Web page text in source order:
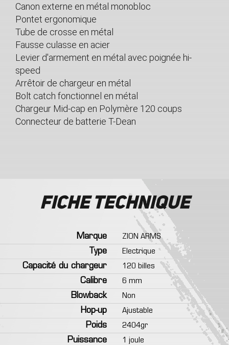
Canon externe en métal monobloc
Pontet ergonomique
Tube de crosse en métal
Fausse culasse en acier
Levier d'armement en métal avec poignée hi-
speed
Arrêtoir de chargeur en métal
Bolt catch fonctionnel en métal
Chargeur Mid-cap en Polymère 120 coups
Connecteur de batterie T-Dean
Fiche technique
Marque
ZION ARMS
Type
Electrique
Capacité du chargeur
120 billes
Calibre
6 mm
Blowback
Non
Hop-up
Ajustable
Poids
2404gr
Puissance
1 joule